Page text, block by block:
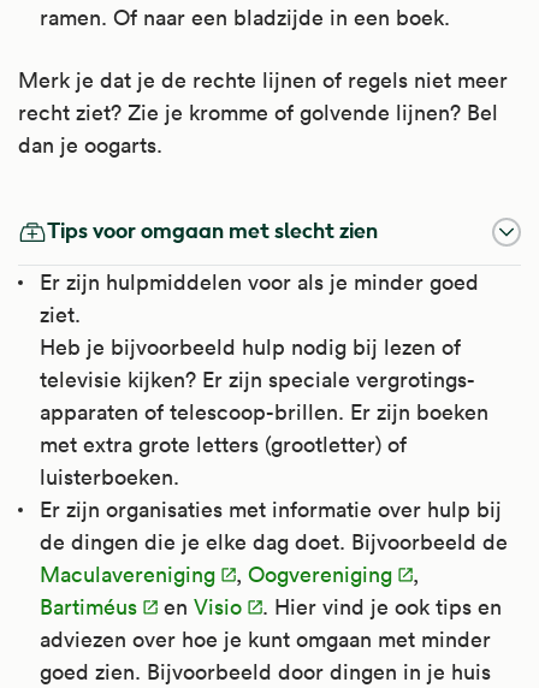
ramen. Of naar een bladzijde in een boek.
Merk je dat je de rechte lijnen of regels niet meer
recht ziet? Zie je kromme of golvende lijnen? Bel
dan je oogarts.
Tips voor omgaan met slecht zien
Er zijn hulpmiddelen voor als je minder goed
ziet.
Heb je bijvoorbeeld hulp nodig bij lezen of
televisie kijken? Er zijn speciale vergrotings-
apparaten of telescoop-brillen. Er zijn boeken
met extra grote letters (grootletter) of
luisterboeken.
Er zijn organisaties met informatie over hulp bij
de dingen die je elke dag doet. Bijvoorbeeld de
Maculavereniging
, Oogvereniging
,
Bartiméus
en Visio
. Hier vind je ook tips en
adviezen over hoe je kunt omgaan met minder
goed zien. Bijvoorbeeld door dingen in je huis